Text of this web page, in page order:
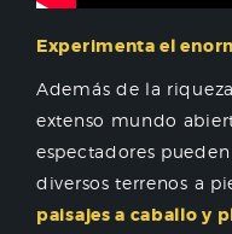
Experimenta el
Además de la
extenso mundo
espectadores
diversos terrenos a
paisajes a caballo y